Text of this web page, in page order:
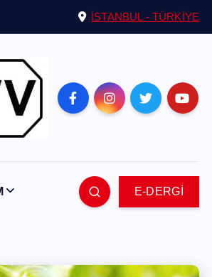
İSTANBUL - TÜRKİYE
E-DERGİ